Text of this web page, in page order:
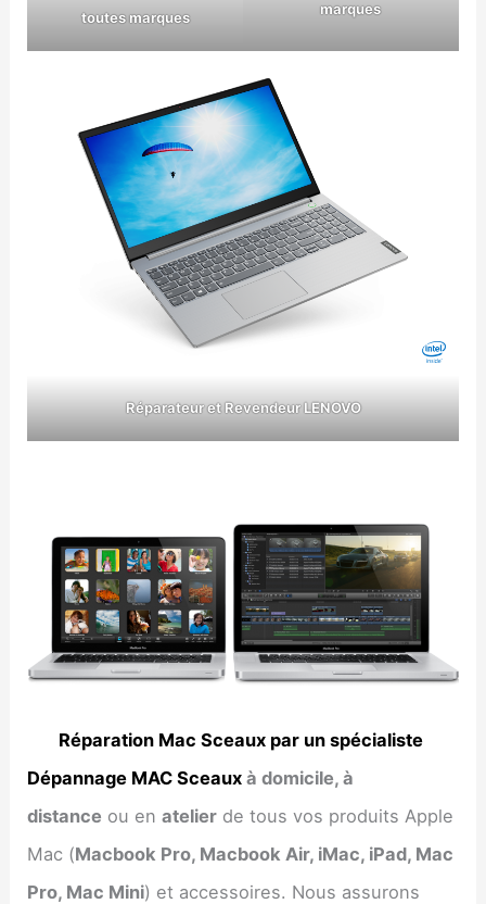
toutes marques marques
Réparateur et Revendeur LENOVO
Réparation Mac Sceaux par un spécialiste
Dépannage MAC Sceaux à domicile, à
distance ou enatelier de tous vos produits Apple
Mac (Macbook Pro, Macbook Air, iMac, iPad, Mac
Pro, Mac Mini) et accessoires. Nous assurons